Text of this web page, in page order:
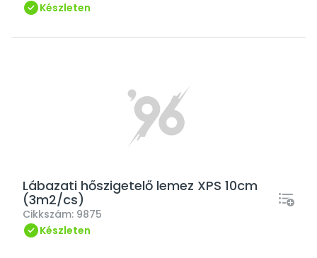
Készleten
Lábazati hőszigetelő lemez XPS 10cm
(3m2/cs)
Cikkszám: 9875
Készleten